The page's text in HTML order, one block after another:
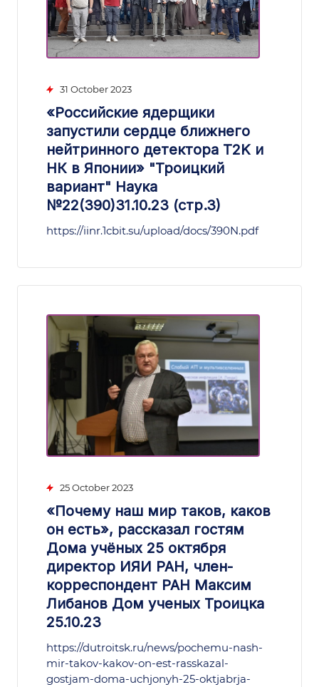
31 October 2023
«Российские ядерщики
запустили сердце ближнего
нейтринного детектора T2K и
НК в Японии» "Троицкий
вариант" Наука
№22(390)31.10.23 (стр.3)
https://iinr.1cbit.su/upload/docs/390N.pdf
25 October 2023
«Почему наш мир таков, каков
он есть», рассказал гостям
Дома учёных 25 октября
директор ИЯИ РАН, член-
корреспондент РАН Максим
Либанов Дом ученых Троицка
25.10.23
https://dutroitsk.ru/news/pochemu-nash-
mir-takov-kakov-on-est-rasskazal-
gostjam-doma-uchjonyh-25-oktjabrja-